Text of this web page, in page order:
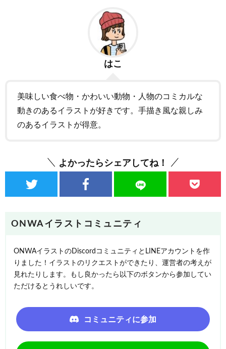
はこ
美味しい食べ物・かわいい動物・人物のコミカルな
動きのあるイラストが好きです。手描き風な親しみ
のあるイラストが得意。
よかったらシェアしてね！
ONWAイラストコミュニティ
ONWAイラストのDiscordコミュニティとLINEアカウントを作
りました！イラストのリクエストができたり、運営者の考えが
見れたりします。もし良かったら以下のボタンから参加してい
ただけるとうれしいです。
コミュニティに参加